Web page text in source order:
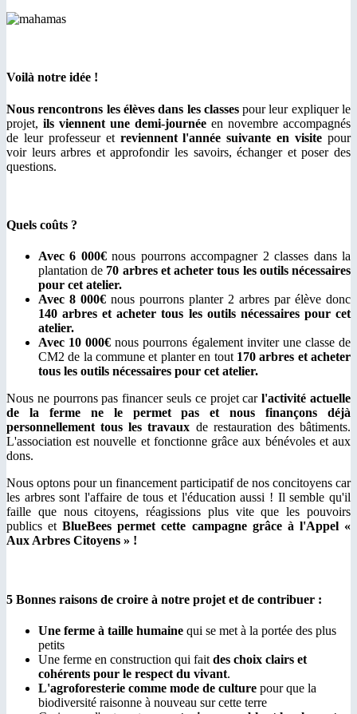
Voilà notre idée !
Nous rencontrons les élèves dans les classespour leur expliquer le
projet, ils viennent une demi-journée en novembre accompagnés
de leur professeur et reviennent l'année suivante en visite pour
voir leurs arbres et approfondir les savoirs, échanger et poser des
questions.
Quels coûts ?
Avec 6 000€nous pourrons accompagner 2 classes dans la
plantation de 70 arbres et acheter tous les outils nécessaires
pour cet atelier.
Avec 8 000€ nous pourrons planter 2 arbres par élève donc
140 arbres et acheter tous les outils nécessaires pour cet
atelier.
Avec 10 000€ nous pourrons également inviter une classe de
CM2 de la commune et planter en tout 170 arbres et acheter
tous les outils nécessaires pour cet atelier.
Nous ne pourrons pas financer seuls ce projet carl'activité actuelle
de la ferme ne le permet pas et nous finançons déjà
personnellement tous les travaux de restauration des bâtiments.
L'association est nouvelle et fonctionne grâce aux bénévoles et aux
dons.
Nous optons pour un financement participatif de nos concitoyens car
les arbres sont l'affaire de tous et l'éducation aussi ! Il semble qu'il
faille que nous citoyens, réagissions plus vite que les pouvoirs
publics etBlueBees permet cette campagne grâce à l'Appel «
Aux Arbres Citoyens » !
5 Bonnes raisons de croire à notre projet et de contribuer :
Une ferme à taille humaine qui se met à la portée des plus
petits
Une ferme en construction qui fait des choix clairs et
cohérents pour le respect du vivant.
L'agroforesterie comme mode de culture pour que la
biodiversité raisonne à nouveau sur cette terre